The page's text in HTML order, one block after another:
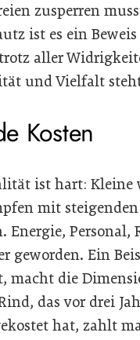
zusperren
ist es ein
aller
und Vielfalt
Kosten
ist hart: Kleine
mit
Energie, Personal,
geworden. Ein
macht die
das vor drei
hat, zahlt